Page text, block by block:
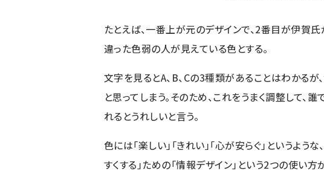
たとえば、一番上が元のデザインで、2番目が伊賀
違った色弱の人が見えている色とする。
文字を見るとA、B、Cの3種類があることはわかる
と思ってしまう。そのため、これをうまく調整して、
れるとうれしいと言う。
色には「楽しい」「きれい」「心が安らぐ」というよう
すくする」ための「情報デザイン」という2つの使い方